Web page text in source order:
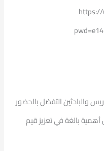
والباحثين التفضل بالحضور
أهمية بالغة في تعزيز قيم